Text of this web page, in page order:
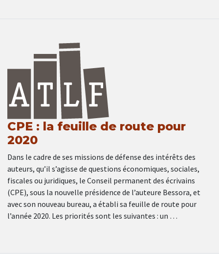
CPE : la feuille de route pour
2020
Dans le cadre de ses missions de défense des intérêts des
auteurs, qu’il s’agisse de questions économiques, sociales,
fiscales ou juridiques, le Conseil permanent des écrivains
(CPE), sous la nouvelle présidence de l’auteure Bessora, et
avec son nouveau bureau, a établi sa feuille de route pour
l’année 2020. Les priorités sont les suivantes : un …